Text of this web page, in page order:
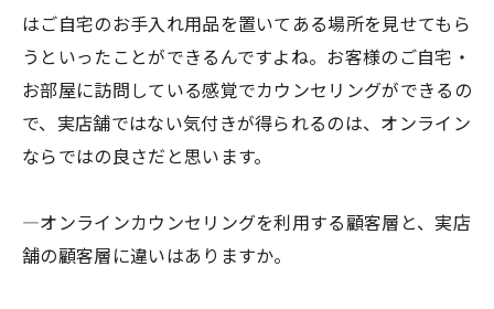
はご自宅のお手入れ用品を置いてある場所を見せてもら
うといったことができるんですよね。お客様のご自宅・
お部屋に訪問している感覚でカウンセリングができるの
で、実店舗ではない気付きが得られるのは、オンライン
ならではの良さだと思います。
―オンラインカウンセリングを利用する顧客層と、実店
舗の顧客層に違いはありますか。